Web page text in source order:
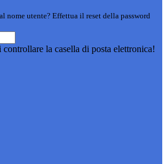
nome utente? Effettua il reset della password
la casella di posta elettronica!